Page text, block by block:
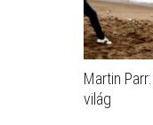
Martin
világ